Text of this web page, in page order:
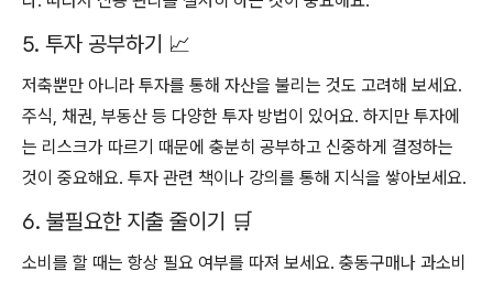
5. 투자 공부하기 📈
저축뿐만 아니라 투자를 통해 자산을 불리는 것도 고려해 보세요.
주식, 채권, 부동산 등 다양한 투자 방법이 있어요. 하지만 투자에
는 리스크가 따르기 때문에 충분히 공부하고 신중하게 결정하는
것이 중요해요. 투자 관련 책이나 강의를 통해 지식을 쌓아보세요.
6. 불필요한 지출 줄이기 🛒
소비를 할 때는 항상 필요 여부를 따져 보세요. 충동구매나 과소비